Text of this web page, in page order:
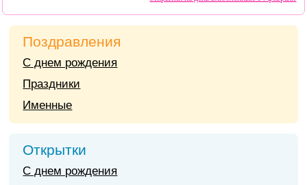
Поздравления
С днем рождения
Праздники
Именные
Открытки
С днем рождения